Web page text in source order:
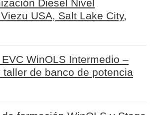
Diesel Nivel
USA, Salt Lake City,
WinOLS Intermedio –
taller de banco de potencia